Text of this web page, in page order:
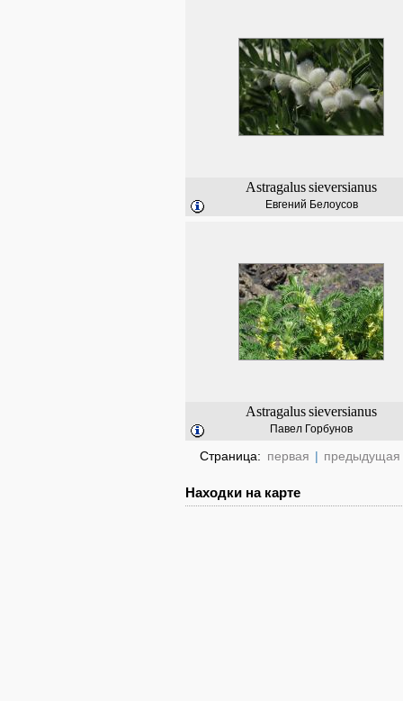
Astragalussieversianus
Евгений Белоусов
Astragalussieversianus
Павел Горбунов
Страница: первая | предыдущая
Находки на карте